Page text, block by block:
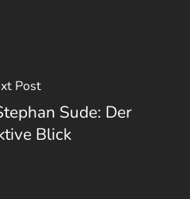
Post
Sude: Der
Blick